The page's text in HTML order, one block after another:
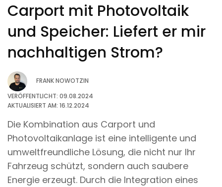
Carport mit Photovoltaik
und Speicher: Liefert er mir
nachhaltigen Strom?
FRANK NOWOTZIN
VERÖFFENTLICHT: 09.08.2024
AKTUALISIERT AM: 16.12.2024
Die Kombination aus Carport und
Photovoltaikanlage ist eine intelligente und
umweltfreundliche Lösung, die nicht nur Ihr
Fahrzeug schützt, sondern auch saubere
Energie erzeugt. Durch die Integration eines